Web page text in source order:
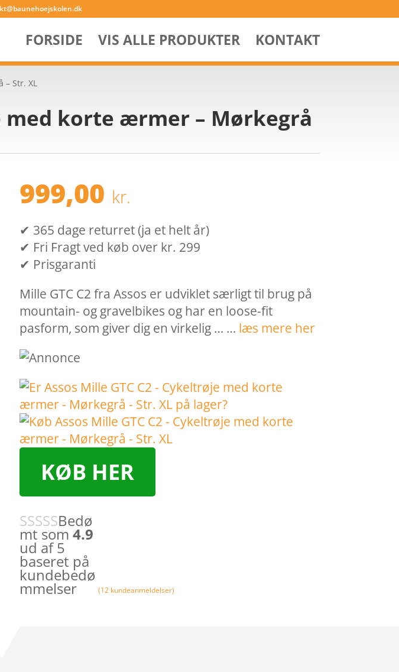
FORSIDE VIS ALLE PRODUKTER KONTAKT
– Str. XL
med korte ærmer – Mørkegrå
999,00 kr.
✔ 365 dage returret (ja et helt år)
✔ Fri Fragt ved køb over kr. 299
✔ Prisgaranti
Mille GTC C2 fra Assos er udviklet særligt til brug på
mountain- og gravelbikes og har en loose-fit
pasform, som giver dig en virkelig … … læs mere her
KØB HER
Bedø
mt som 4.9
ud af 5
baseret på
kundebedø
mmelser (12 kundeanmeldelser)